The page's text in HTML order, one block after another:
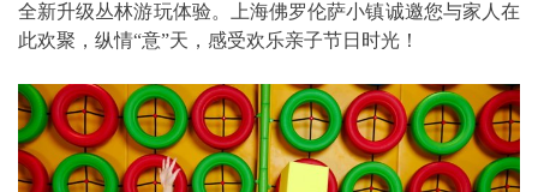
全新升级丛林游玩体验。上海佛罗伦萨小镇诚邀您与家人在
此欢聚，纵情“意”天，感受欢乐亲子节日时光！